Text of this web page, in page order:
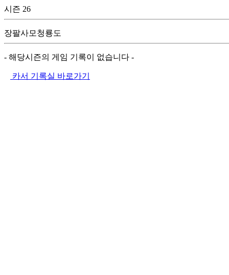
시즌 26
장팔사모청룡도
- 해당시즌의 게임 기록이 없습니다 -
카서 기록실 바로가기